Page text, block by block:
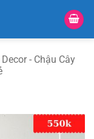
- Chậu Cây